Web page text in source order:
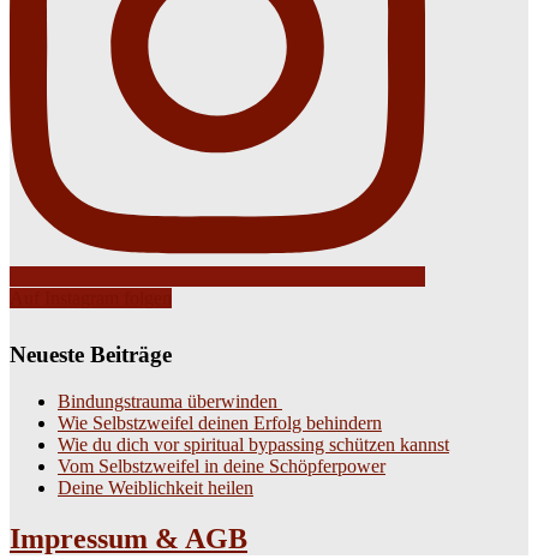
Neueste Beiträge
Bindungstrauma überwinden
Wie Selbstzweifel deinen Erfolg behindern
Wie du dich vor spiritual bypassing schützen kannst
Vom Selbstzweifel in deine Schöpferpower
Deine Weiblichkeit heilen
Impressum & AGB